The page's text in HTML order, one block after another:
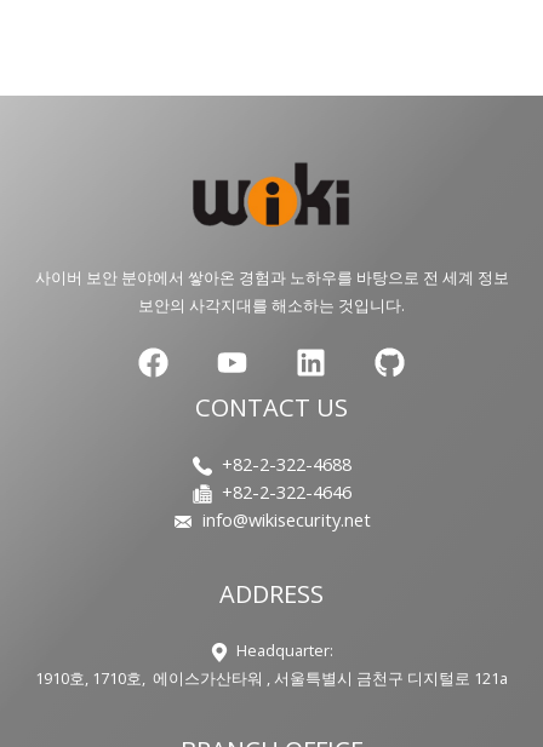
사이버 보안 분야에서 쌓아온 경험과 노하우를 바탕으로 전 세계 정보
보안의 사각지대를 해소하는 것입니다.
CONTACT US
+82-2-322-4688
+82-2-322-4646
info@wikisecurity.net
ADDRESS
Headquarter:
1910호, 1710호, 에이스가산타워 , 서울특별시 금천구 디지털로 121a